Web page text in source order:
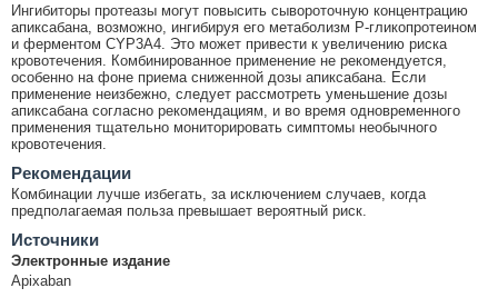
Ингибиторы протеазы могут повысить сывороточную концентрацию
апиксабана, возможно, ингибируя его метаболизм P-гликопротеином
и ферментом CYP3A4. Это может привести к увеличению риска
кровотечения. Комбинированное применение не рекомендуется,
особенно на фоне приема сниженной дозы апиксабана. Если
применение неизбежно, следует рассмотреть уменьшение дозы
апиксабана согласно рекомендациям, и во время одновременного
применения тщательно мониторировать симптомы необычного
кровотечения.
Рекомендации
Комбинации лучше избегать, за исключением случаев, когда
предполагаемая польза превышает вероятный риск.
Источники
Электронные издание
Apixaban